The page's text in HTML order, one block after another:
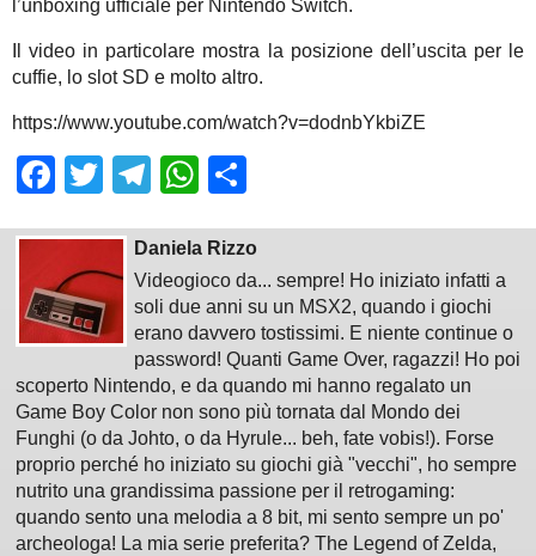
l’unboxing ufficiale per Nintendo Switch.
Il video in particolare mostra la posizione dell’uscita per le
cuffie, lo slot SD e molto altro.
https://www.youtube.com/watch?v=dodnbYkbiZE
Facebook
TwitterTelegram
WhatsApp
Daniela Rizzo
Videogioco da... sempre! Ho iniziato infatti a
soli due anni su un MSX2, quando i giochi
erano davvero tostissimi. E niente continue o
password! Quanti Game Over, ragazzi! Ho poi
scoperto Nintendo, e da quando mi hanno regalato un
Game Boy Color non sono più tornata dal Mondo dei
Funghi (o da Johto, o da Hyrule... beh, fate vobis!). Forse
proprio perché ho iniziato su giochi già "vecchi", ho sempre
nutrito una grandissima passione per il retrogaming:
quando sento una melodia a 8 bit, mi sento sempre un po'
archeologa! La mia serie preferita? The Legend of Zelda,